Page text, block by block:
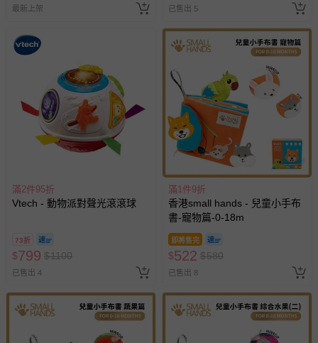
最新上架 已售出 5
滿2件95折
Vtech - 動物派對聲光滾滾球
73折
$799 $1100
已售出 4
滿1件9折
香港small hands - 兒童小手布
書-寵物篇-0-18m
即將售完
$522 $580
已售出 8